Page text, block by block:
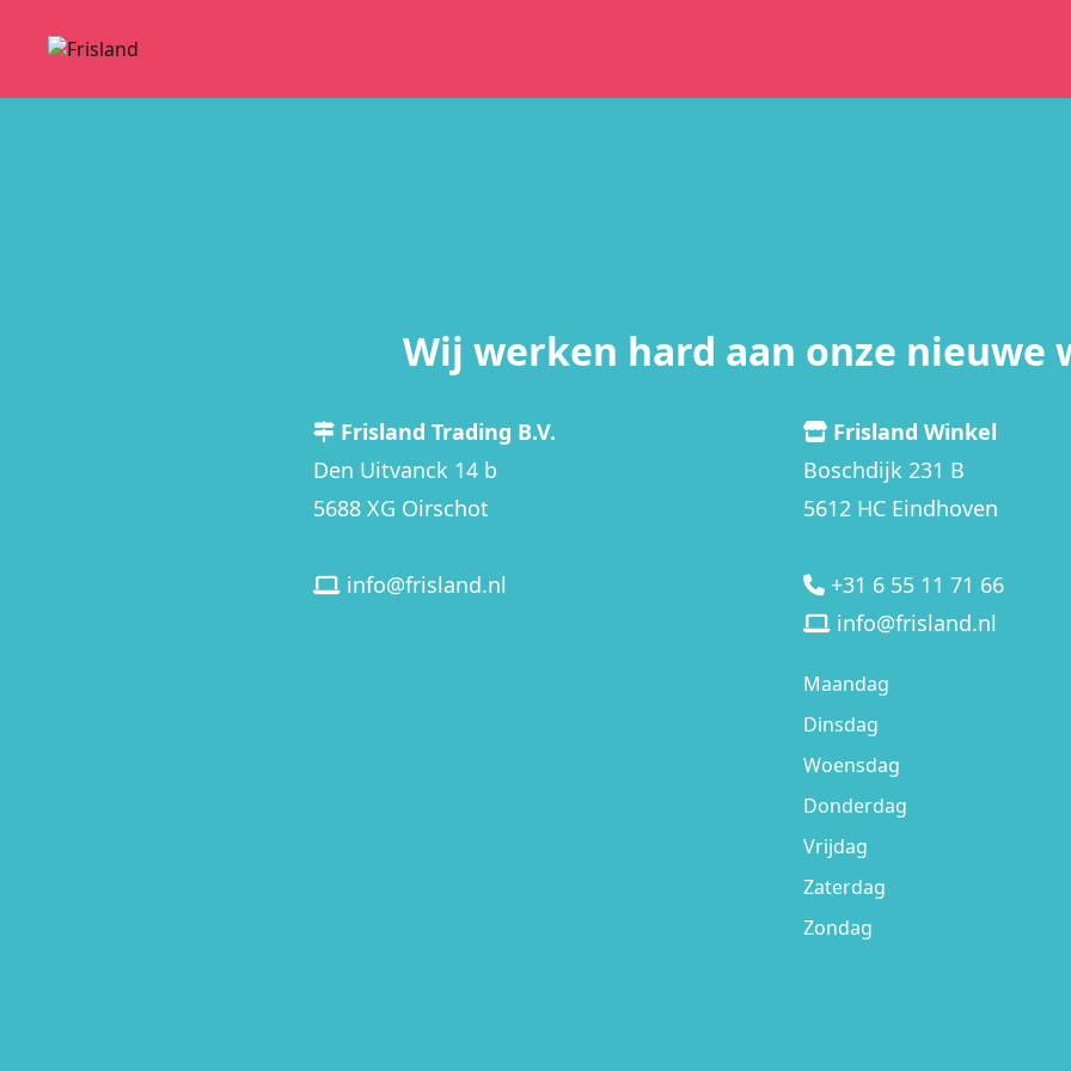
Wij werken hard aan onze nieuwe
Frisland Trading B.V.
Den Uitvanck 14 b
5688 XG Oirschot
info@frisland.nl
Frisland Winkel
Boschdijk 231 B
5612 HC Eindhoven
+31 6 55 11 71 66
info@frisland.nl
Maandag
Dinsdag
Woensdag
Donderdag
Vrijdag
Zaterdag
Zondag